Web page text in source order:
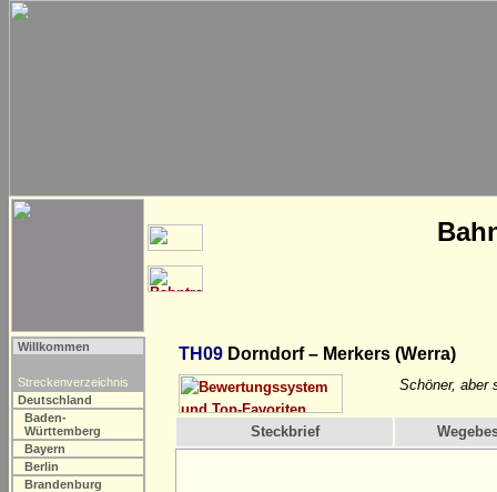
Willkommen
Streckenverzeichnis
Deutschland
Baden-
Württemberg
Bayern
Berlin
Brandenburg
TH09 Dorndorf – Merkers (Werra)
Schöner, aber
Steckbrief